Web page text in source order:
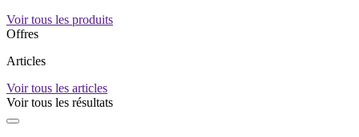
Voir tous les produits
Offres
Articles
Voir tous les articles
Voir tous les résultats